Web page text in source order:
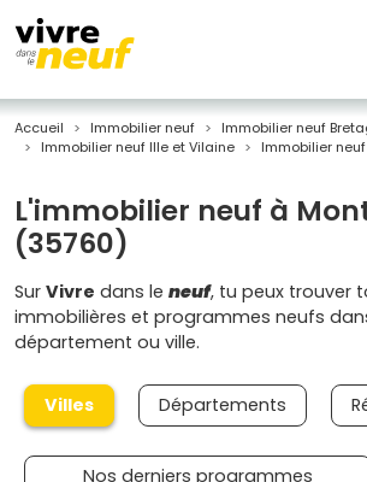
Accueil Immobilier neuf
Immobilier neuf
Immobilier neuf Ille et Vilaine
Immobilier
L'immobilier neuf à
(35760)
Sur Vivre dans le neuf, tu peux trouver
immobilières et programmes neufs
département ou ville.
Villes Départements
Nos derniers programmes